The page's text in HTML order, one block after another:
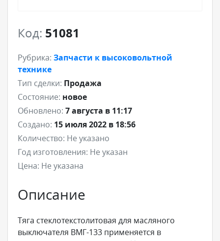
Код: 51081
Рубрика: Запчасти к высоковольтной
технике
Тип сделки: Продажа
Состояние: новое
Обновлено: 7 августа в 11:17
Создано: 15 июля 2022 в 18:56
Количество: Не указано
Год изготовления: Не указан
Цена: Не указана
Описание
Тяга стеклотекстолитовая для масляного
выключателя ВМГ-133 применяется в